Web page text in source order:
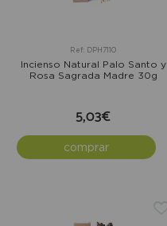
Ref: DPH7110
Incienso Natural Palo Santo y
Rosa Sagrada Madre 30g
5,03€
comprar